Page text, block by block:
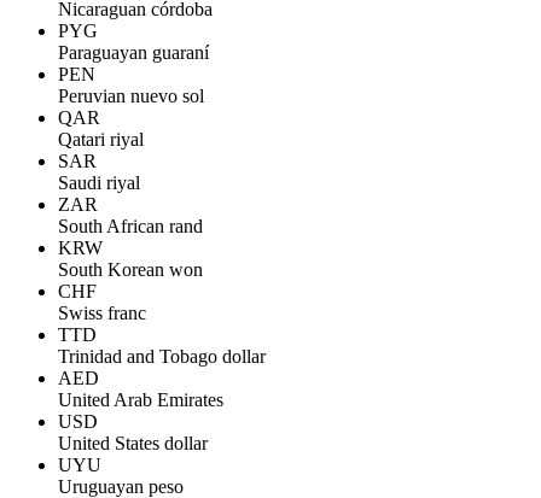
Nicaraguan córdoba
PYG
Paraguayan guaraní
PEN
Peruvian nuevo sol
QAR
Qatari riyal
SAR
Saudi riyal
ZAR
South African rand
KRW
South Korean won
CHF
Swiss franc
TTD
Trinidad and Tobago dollar
AED
United Arab Emirates
USD
United States dollar
UYU
Uruguayan peso